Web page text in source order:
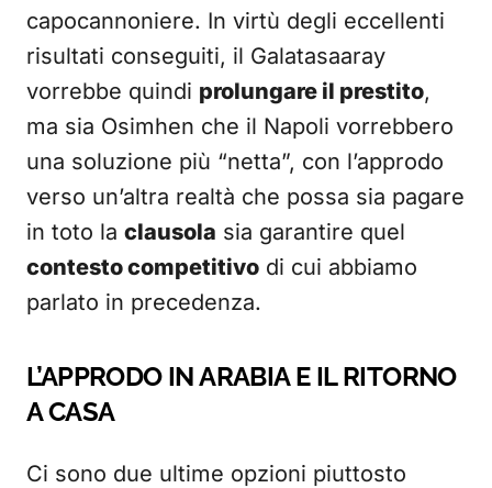
capocannoniere. In virtù degli eccellenti
risultati conseguiti, il Galatasaaray
vorrebbe quindi prolungare il prestito,
ma sia Osimhen che il Napoli vorrebbero
una soluzione più “netta”, con l’approdo
verso un’altra realtà che possa sia pagare
in toto la clausola sia garantire quel
contesto competitivo di cui abbiamo
parlato in precedenza.
L’APPRODO IN ARABIA E IL RITORNO
A CASA
Ci sono due ultime opzioni piuttosto